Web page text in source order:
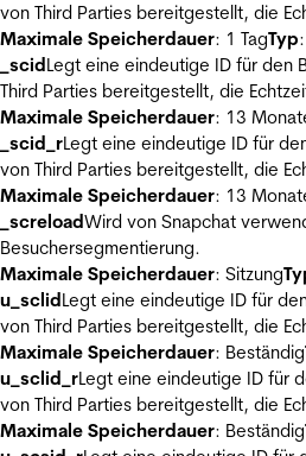
von Third Parties bereitgestellt, die
Maximale Speicherdauer: 1 TagTyp
_scidLegt eine eindeutige ID für den
Third Parties bereitgestellt, die
Maximale Speicherdauer: 13
_scid_rLegt eine eindeutige ID für
von Third Parties bereitgestellt, die
Maximale Speicherdauer: 13
_screloadWird von Snapchat
Besuchersegmentierung.
Maximale Speicherdauer: Sitzung
u_sclidLegt eine eindeutige ID für
von Third Parties bereitgestellt, die
Maximale Speicherdauer: Beständig
u_sclid_rLegt eine eindeutige ID für
von Third Parties bereitgestellt, die
Maximale Speicherdauer: Beständig